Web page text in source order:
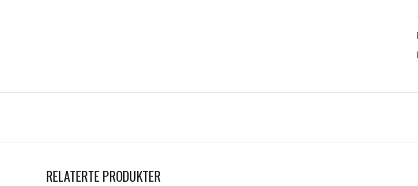
RELATERTE PRODUKTER